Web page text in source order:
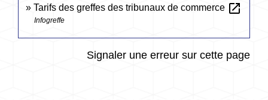
Tarifs des greffes des tribunaux de commerce open_in_new
Infogreffe
Signaler une erreur sur cette page